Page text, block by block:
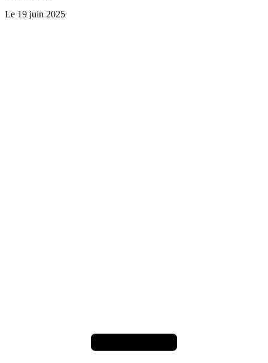
Le 19 juin 2025